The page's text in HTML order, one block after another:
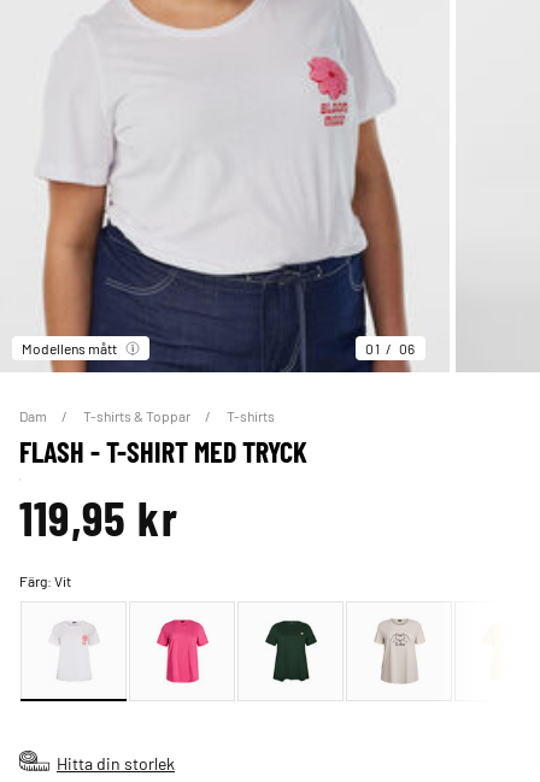
Modellens mått 01 06
Dam T-shirts & Toppar T-shirts
FLASH - T-SHIRT MED TRYCK
119,95 kr
Färg:Vit
Hitta din storlek